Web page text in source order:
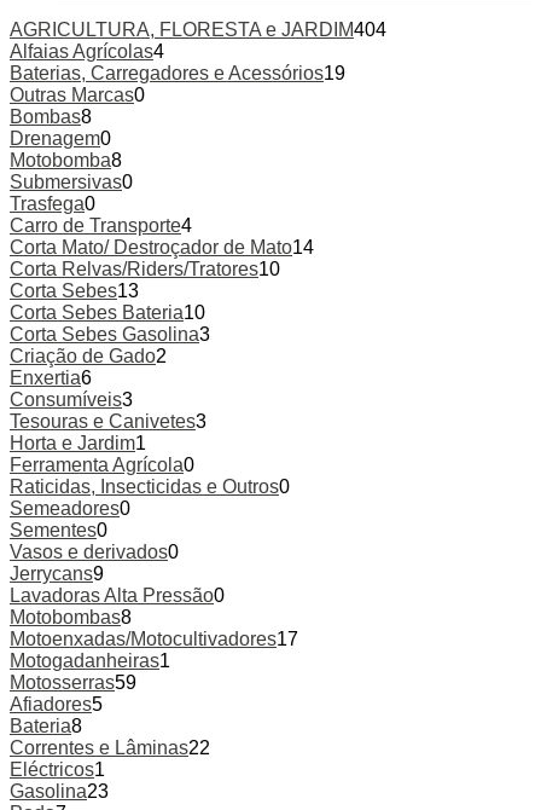
AGRICULTURA, FLORESTA e JARDIM404
Alfaias Agrícolas4
Baterias, Carregadores e Acessórios19
Outras Marcas0
Bombas8
Drenagem0
Motobomba8
Submersivas0
Trasfega0
Carro de Transporte4
Corta Mato/ Destroçador de Mato14
Corta Relvas/Riders/Tratores10
Corta Sebes13
Corta Sebes Bateria10
Corta Sebes Gasolina3
Criação de Gado2
Enxertia6
Consumíveis3
Tesouras e Canivetes3
Horta e Jardim1
Ferramenta Agrícola0
Raticidas, Insecticidas e Outros0
Semeadores0
Sementes0
Vasos e derivados0
Jerrycans9
Lavadoras Alta Pressão0
Motobombas8
Motoenxadas/Motocultivadores17
Motogadanheiras1
Motosserras59
Afiadores5
Bateria8
Correntes e Lâminas22
Eléctricos1
Gasolina23